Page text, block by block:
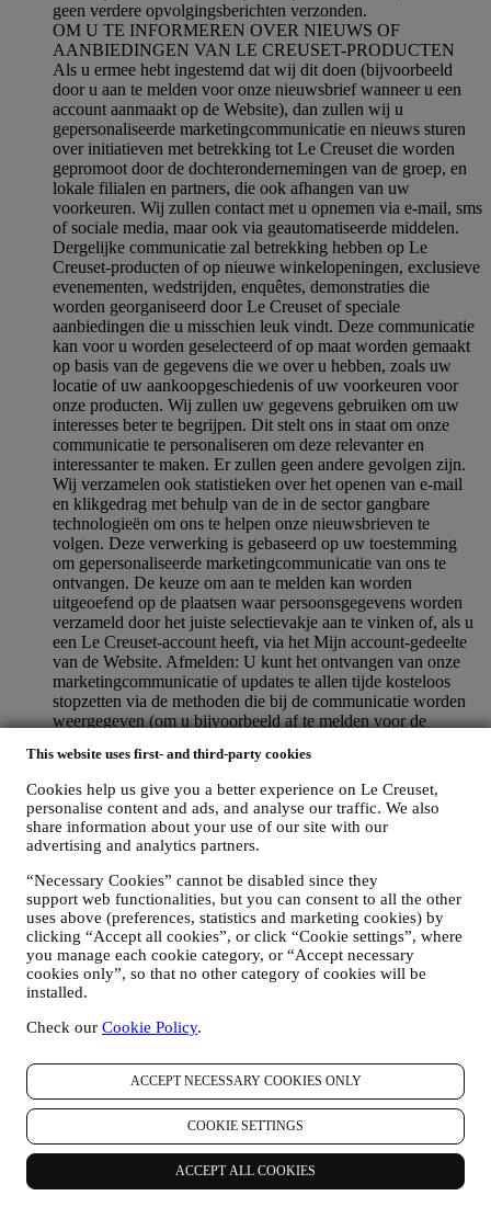
This website uses first- and third-party cookies
Cookies help us give you a better experience on Le Creuset,
personalise content and ads, and analyse our traffic. We also
share information about your use of our site with our
advertising and analytics partners.
“Necessary Cookies” cannot be disabled since they
support web functionalities, but you can consent to all the other
uses above (preferences, statistics and marketing cookies) by
clicking “Accept all cookies”, or click “Cookie settings”, where
you manage each cookie category, or “Accept necessary
cookies only”, so that no other category of cookies will be
installed.
Check our Cookie Policy.
ACCEPT NECESSARY COOKIES ONLY
COOKIE SETTINGS
ACCEPT ALL COOKIES
geen verdere opvolgingsberichten verzonden.
OM U TE INFORMEREN OVER NIEUWS OF
AANBIEDINGEN VAN LE CREUSET-PRODUCTEN
Als u ermee hebt ingestemd dat wij dit doen (bijvoorbeeld
door u aan te melden voor onze nieuwsbrief wanneer u een
account aanmaakt op de Website), dan zullen wij u
gepersonaliseerde marketingcommunicatie en nieuws sturen
over initiatieven met betrekking tot Le Creuset die worden
gepromoot door de dochterondernemingen van de groep, en
lokale filialen en partners, die ook afhangen van uw
voorkeuren. Wij zullen contact met u opnemen via e-mail, sms
of sociale media, maar ook via geautomatiseerde middelen.
Dergelijke communicatie zal betrekking hebben op Le
Creuset-producten of op nieuwe winkelopeningen, exclusieve
evenementen, wedstrijden, enquêtes, demonstraties die
worden georganiseerd door Le Creuset of speciale
aanbiedingen die u misschien leuk vindt. Deze communicatie
kan voor u worden geselecteerd of op maat worden gemaakt
op basis van de gegevens die we over u hebben, zoals uw
locatie of uw aankoopgeschiedenis of uw voorkeuren voor
onze producten. Wij zullen uw gegevens gebruiken om uw
interesses beter te begrijpen. Dit stelt ons in staat om onze
communicatie te personaliseren om deze relevanter en
interessanter te maken. Er zullen geen andere gevolgen zijn.
Wij verzamelen ook statistieken over het openen van e-mail
en klikgedrag met behulp van de in de sector gangbare
technologieën om ons te helpen onze nieuwsbrieven te
volgen. Deze verwerking is gebaseerd op uw toestemming
om gepersonaliseerde marketingcommunicatie van ons te
ontvangen. De keuze om aan te melden kan worden
uitgeoefend op de plaatsen waar persoonsgegevens worden
verzameld door het juiste selectievakje aan te vinken of, als u
een Le Creuset-account heeft, via het Mijn account-gedeelte
van de Website. Afmelden: U kunt het ontvangen van onze
marketingcommunicatie of updates te allen tijde kosteloos
stopzetten via de methoden die bij de communicatie worden
weergegeven (om u bijvoorbeeld af te melden voor de
mail). Als u een Le Creuset account hebt, kunt u eenvoudig
uw marketingvoorkeuren beheren. Als u onze
marketingactiviteiten wilt stopzetten, kunt u in ieder geval een
e-mail sturen naarprivacy@lecreuset.com. Wij zullen uw
afmelding zo spoedig mogelijk verwerken, maar in sommige
gevallen kunt u nog enkele berichten ontvangen totdat de
afmelding volledig is verwerkt.
Weet dat wij uw contactgegevens en andere
persoonsgegevens niet doorgeven of verkopen aan andere
bedrijven voor hun marketingdoeleinden.
RE-TARGETING / OM ONZE AANBIEDINGEN AAN
TE PASSEN EN DE KLANTERVARING TE
VERBETEREN
aanbiedingen af te stemmen op uw behoeften en voorkeuren
bieden. Wij doen dit door uw gewoontes of interesses te
analyseren, bijvoorbeeld met betrekking tot de meest bekeken
producten, uw interactie met ons op sociale media, welke
pagina's van onze Website u bezoekt, welke inhoud van onze
aanbiedingen u leest. Wij doen dit voornamelijk door en ook
in combinatie met uw gegevens en voorkeuren die worden
verzameld zodra u zich inschrijft voor onze gepersonaliseerde